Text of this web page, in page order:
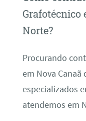
Grafotécnico
Norte?
Procurando
em Nova Canaã
especializados
atendemos em